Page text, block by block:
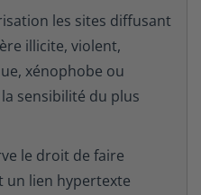
les sites diffusant
illicite, violent,
xénophobe ou
sensibilité du plus
le droit de faire
lien hypertexte